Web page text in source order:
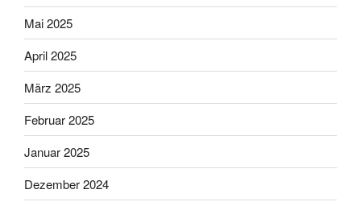
Mai 2025
April 2025
März 2025
Februar 2025
Januar 2025
Dezember 2024